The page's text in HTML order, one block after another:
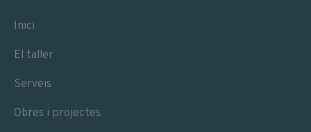
Inici
El taller
Serveis
Obres i projectes